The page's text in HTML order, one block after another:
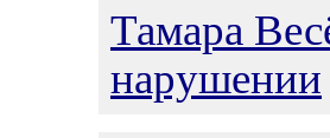
Тамара
нарушении